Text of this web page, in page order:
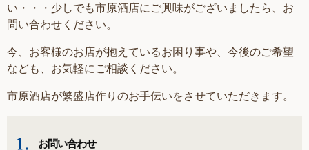
い・・・少しでも市原酒店にご興味がございましたら、お
問い合わせください。
今、お客様のお店が抱えているお困り事や、今後のご希望
なども、お気軽にご相談ください。
市原酒店が繁盛店作りのお手伝いをさせていただきます。
お問い合わせ